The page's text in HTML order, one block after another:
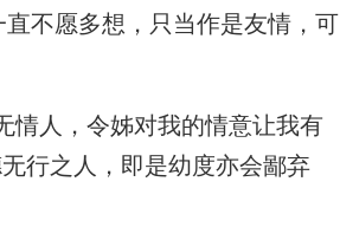
不愿多想，只当作是友情，可
情人，令姊对我的情意让我有
行之人，即是幼度亦会鄙弃